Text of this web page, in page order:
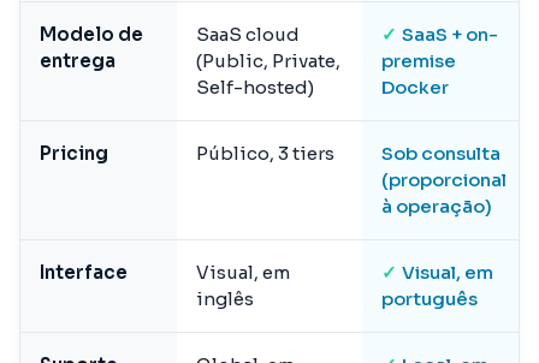
Modelo de
entrega
SaaS cloud
(Public, Private,
Self-hosted)
✓ SaaS + on-
premise
Docker
Pricing Público, 3 tiers
Sob consulta
(proporcional
à operação)
Interface
Visual, em
inglês
✓ Visual, em
português